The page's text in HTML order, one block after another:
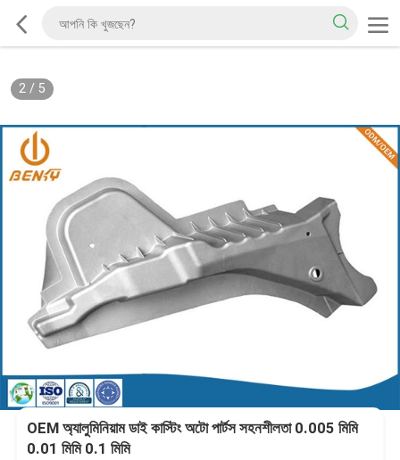
2/ 5
OEM অ্যালুমিনিয়াম ডাই কাস্টিং অটো পার্টস সহনশীলতা 0.005 মিমি
0.01 মিমি 0.1 মিমি